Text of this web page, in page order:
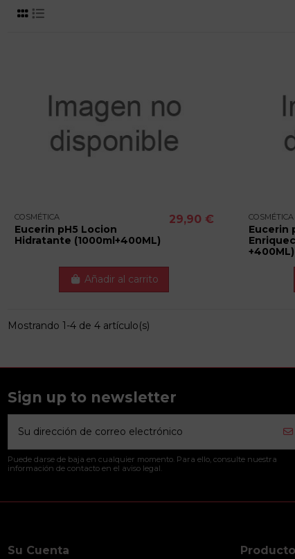
COSMÉTICA
Eucerin pH5 Locion
Hidratante (1000ml+400ML)
29,90 €
Añadir al carrito
COSMÉTICA
Eucerin
+400ML)
Mostrando 1-4 de 4 artículo(s)
Sign up to newsletter
Puede darse de baja en cualquier momento. Para ello, consulte nuestra
información de contacto en el aviso legal.
Su Cuenta